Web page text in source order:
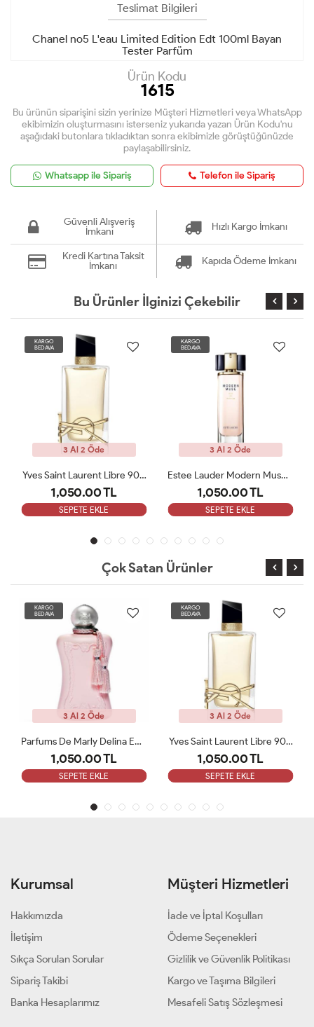
Teslimat Bilgileri
Chanel no5 L'eau Limited Edition Edt 100ml Bayan
Tester Parfüm
Ürün Kodu
1615
Bu ürünün siparişini sizin yerinize Müşteri Hizmetleri veya WhatsApp
ekibimizin oluşturmasını isterseniz yukarıda yazan Ürün Kodu'nu
aşağıdaki butonlara tıkladıktan sonra ekibimizle görüştüğünüzde
paylaşabilirsiniz.
Whatsapp ile Sipariş Telefon ile Sipariş
Güvenli Alışveriş
İmkanı
Hızlı Kargo İmkanı
Kredi Kartına Taksit
İmkanı
Kapıda Ödeme İmkanı
Bu Ürünler İlginizi Çekebilir
KARGO
BEDAVA
3 Al 2 Öde
Estee Lauder Modern Muse Edp 100 Ml Kadın Tester
1,050.00 TL
SEPETE EKLE
KARGO
BEDAVA
3 Al 2 Öde
1,050.00 TL
SEPETE EKLE
Çok Satan Ürünler
Parfums De Marly Delina EDP 75 Ml Kadın Tester Parfüm
KARGO
BEDAVA
3 Al 2 Öde
Yves Saint Laurent Libre 90 ML Bayan Tester Parfüm
1,050.00 TL
SEPETE EKLE
KARGO
3 Al 2 Öde
1,050.00 TL
SEPETE EKLE
Kurumsal
Hakkımızda
İletişim
Sıkça Sorulan Sorular
Sipariş Takibi
Banka Hesaplarımız
Müşteri Hizmetleri
İade ve İptal Koşulları
Ödeme Seçenekleri
Gizlilik ve Güvenlik Politikası
Kargo ve Taşıma Bilgileri
Mesafeli Satış Sözleşmesi